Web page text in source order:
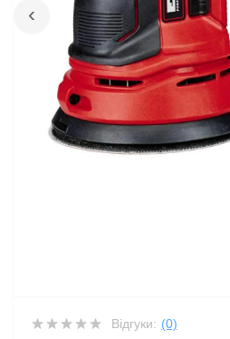
‹
‹ Відгуки: (0)